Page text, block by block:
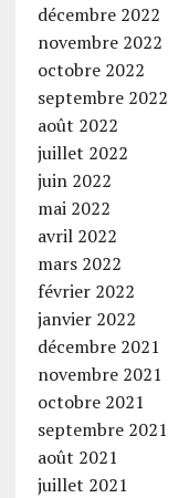
décembre 2022
novembre 2022
octobre 2022
septembre 2022
août 2022
juillet 2022
juin 2022
mai 2022
avril 2022
mars 2022
février 2022
janvier 2022
décembre 2021
novembre 2021
octobre 2021
septembre 2021
août 2021
juillet 2021